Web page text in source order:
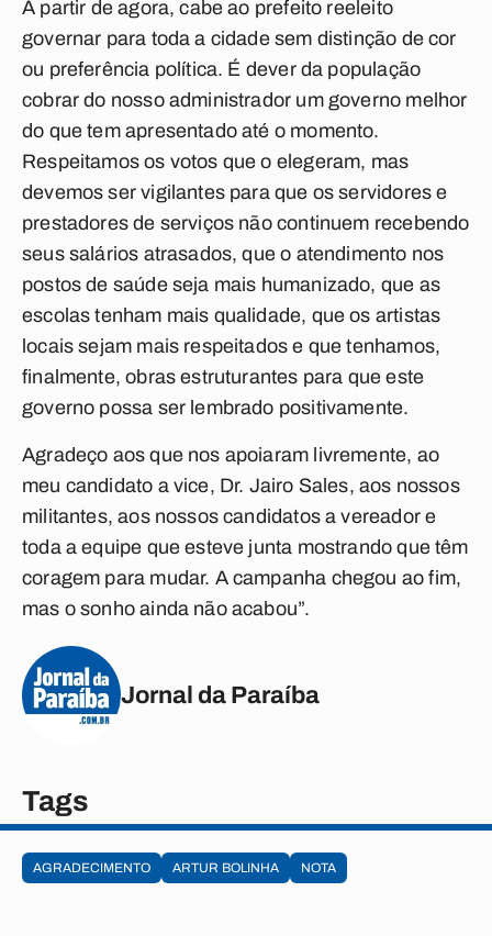
A partir de agora, cabe ao prefeito reeleito
governar para toda a cidade sem distinção de cor
ou preferência política. É dever da população
cobrar do nosso administrador um governo melhor
do que tem apresentado até o momento.
Respeitamos os votos que o elegeram, mas
devemos ser vigilantes para que os servidores e
prestadores de serviços não continuem recebendo
seus salários atrasados, que o atendimento nos
postos de saúde seja mais humanizado, que as
escolas tenham mais qualidade, que os artistas
locais sejam mais respeitados e que tenhamos,
finalmente, obras estruturantes para que este
governo possa ser lembrado positivamente.
Agradeço aos que nos apoiaram livremente, ao
meu candidato a vice, Dr. Jairo Sales, aos nossos
militantes, aos nossos candidatos a vereador e
toda a equipe que esteve junta mostrando que têm
coragem para mudar. A campanha chegou ao fim,
mas o sonho ainda não acabou”.
Jornal da Paraíba
Tags
AGRADECIMENTO ARTUR BOLINHA NOTA